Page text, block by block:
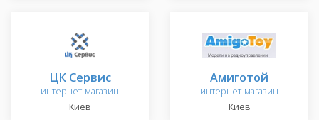
ЦК Сервис
интернет-магазин
Киев
Амиготой
интернет-магазин
Киев